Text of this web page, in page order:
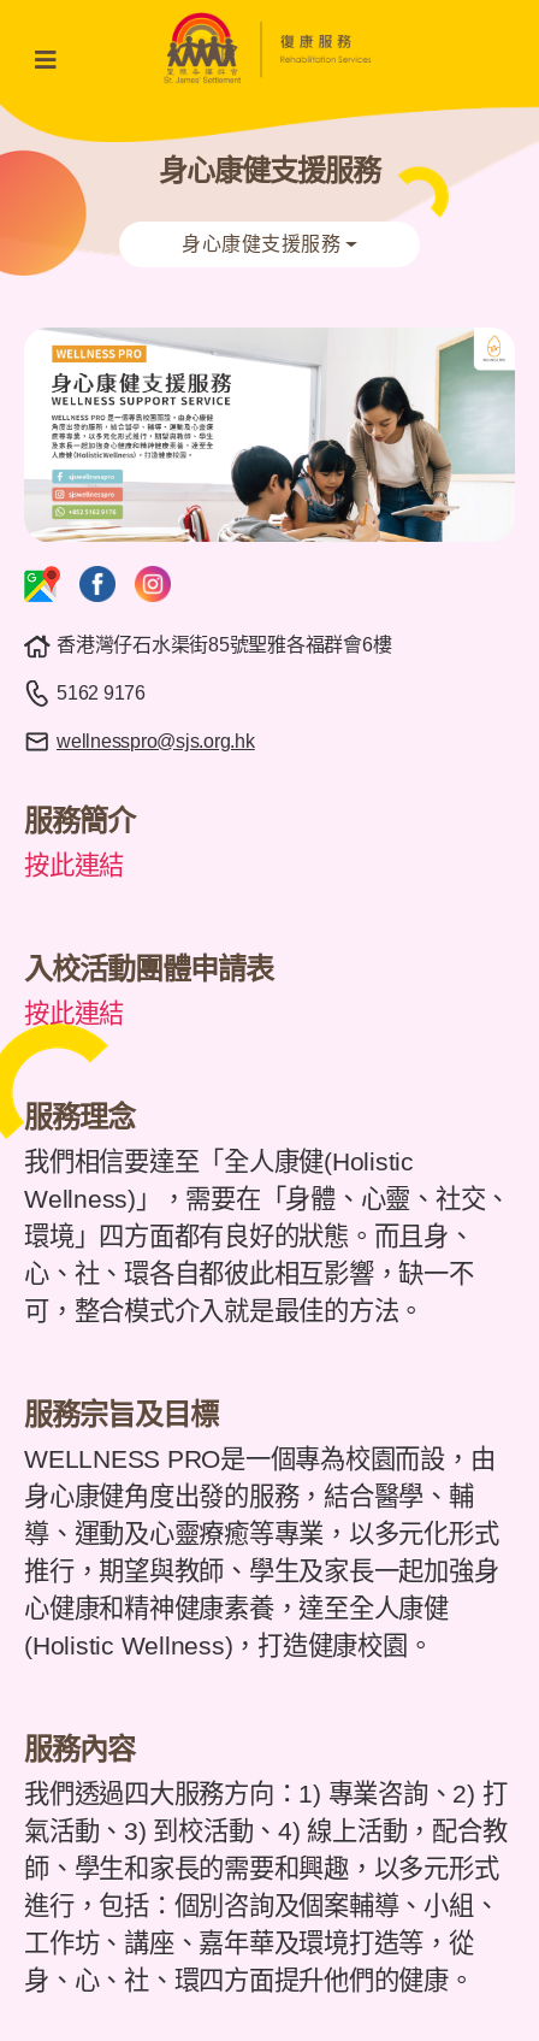
身心康健支援服務
身心康健支援服務
香港灣仔石水渠街85號聖雅各福群會6樓
5162 9176
wellnesspro@sjs.org.hk
服務簡介
按此連結
入校活動團體申請表
按此連結
服務理念
我們相信要達至「全人康健(Holistic
Wellness)」，需要在「身體、心靈、社交、
環境」四方面都有良好的狀態。而且身、
心、社、環各自都彼此相互影響，缺一不
可，整合模式介入就是最佳的方法。
服務宗旨及目標
WELLNESS PRO是一個專為校園而設，由
身心康健角度出發的服務，結合醫學、輔
導、運動及心靈療癒等專業，以多元化形式
推行，期望與教師、學生及家長一起加強身
心健康和精神健康素養，達至全人康健
(Holistic Wellness)，打造健康校園。
服務內容
我們透過四大服務方向：1) 專業咨詢、2) 打
氣活動、3) 到校活動、4) 線上活動，配合教
師、學生和家長的需要和興趣，以多元形式
進行，包括：個別咨詢及個案輔導、小組、
工作坊、講座、嘉年華及環境打造等，從
身、心、社、環四方面提升他們的健康。